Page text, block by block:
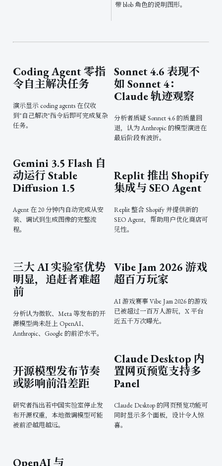
带 blob 角色的说明图形。
Coding Agent 零指
令自主解决任务
演示显示 coding agents 在仅收
到"自己解决"指令后即可完成复杂
任务。
Gemini 3.5 Flash 自
动运行 Stable
Diffusion 1.5
Agent 在 20 分钟内自动完成从安
装、调试到生成图像的完整流
程。
三大 AI 实验室优势
明显，追赶者难超
前
分析认为微软、Meta 等发布的开
源模型尚未赶上 OpenAI、
Anthropic、Google 的前沿水平。
开源模型发布节奏
或影响前沿差距
研究者指出若中国实验室停止发
布开源权重，本地微调模型可能
被前沿越甩越远。
OpenAI 与
Sonnet 4.6 表现不
如 Sonnet 4：
Claude 轨迹观察
分析者质疑 Sonnet 4.6 的质量回
退，认为 Anthropic 的模型演进在
最后阶段有波折。
Replit 推出 Shopify
集成与 SEO Agent
Replit 整合 Shopify 并提供新的
SEO Agent，帮助用户优化商店可
见性。
Vibe Jam 2026 游戏
超百万玩家
AI 游戏赛事 Vibe Jam 2026 的游戏
已被超过一百万人游玩，X 平台
近五千万次曝光。
Claude Desktop 内
置网页预览支持多
Panel
Claude Desktop 的网页预览功能可
同时显示多个面板，设计令人惊
喜。